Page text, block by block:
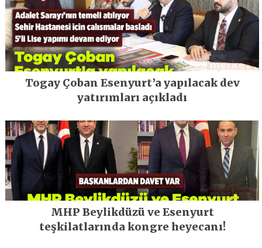
Togay Çoban Esenyurt’a yapılacak dev
yatırımları açıkladı
MHP Beylikdüzü ve Esenyurt
teşkilatlarında kongre heyecanı!